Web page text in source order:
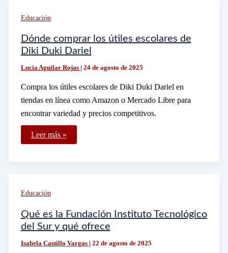
adecuadas
para
de
primer
grado
Educación
Dónde comprar los útiles escolares de
Diki Duki Dariel
Lucía Aguilar Rojas | 24 de agosto de 2025
Compra los útiles escolares de Diki Duki Dariel en
tiendas en línea como Amazon o Mercado Libre para
encontrar variedad y precios competitivos.
Dónde
comprar
Duki
Dariel
Leer más »
Educación
Qué es la Fundación Instituto Tecnológico
del Sur y qué ofrece
Isabela Castillo Vargas | 22 de agosto de 2025